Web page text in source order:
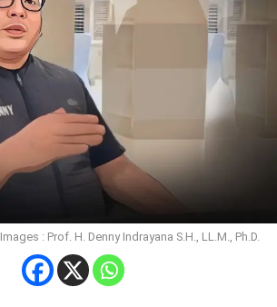
Images : Prof. H. Denny Indrayana S.H., LL.M., Ph.D.